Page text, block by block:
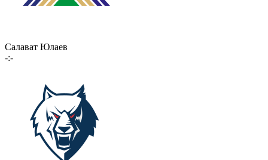
Салават Юлаев
-:-